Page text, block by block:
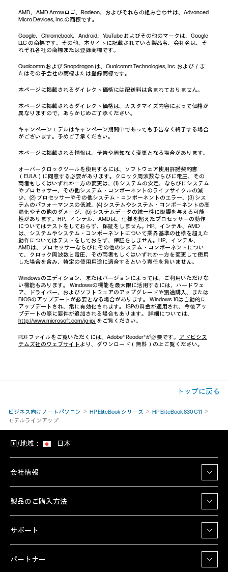
AMD、AMD Arrowロゴ、Radeon、およびそれらの組み合わせは、Advanced
Micro Devices, Inc.の商標です。
Google、Chromebook、Android、YouTube およびその他のマークは、Google
LLC の商標です。その他、本サイトに記載されている製品名、会社名は、そ
れぞれ各社の商標または登録商標です。
Qualcomm および Snapdragon は、Qualcomm Technologies, Inc. および／ま
たはその子会社の商標または登録商標です。
本ページに掲載されるダイレクト価格には配送料は含まれておりません。
本ページに掲載されるダイレクト価格は、カスタマイズ内容によって価格が
異なりますので、あらかじめご了承ください。
キャンペーンモデルはキャンペーン期間中であっても予告なく終了する場合
がございます。予めご了承ください。
本ページに掲載される情報は、予告や周知なく変更となる場合があります。
オーバークロックツールを使用するには、ソフトウェア使用許諾契約書
（EULA）に同意する必要があります。クロック周波数ならびに電圧、その
両者もしくはいずれか一方の変更は、(1) システムの安定、ならびにシステム
やプロセッサー、その他システム・コンポーネントのライフサイクルの減
少、(2) プロセッサーやその他システム・コンポーネントのエラー、(3) シス
テムのパフォーマンスの低減、(4) システムやシステム・コンポーネントの高
温化やその他のダメージ、(5) システムデータの統一性に影響を与える可能
性があります。HP、インテル、AMDは、仕様を超えたプロセッサーの動作
についてはテストをしておらず、保証をしません。HP、インテル、AMD
は、システムやシステム・コンポーネントについて業界基準の仕様を超えた
動作についてはテストをしておらず、保証をしません。HP、インテル、
AMDは、プロセッサーならびにその他のシステム・コンポーネントについ
て、クロック周波数と電圧、その両者もしくはいずれか一方を変更して使用
した場合を含み、特定の使用用途に適合するという責任を負いません。
Windowsのエディション、またはバージョンによっては、ご利用いただけな
い機能もあります。 Windowsの機能を最大限に活用するには、ハードウェ
ア、ドライバー、およびソフトウェアのアップグレードや別途購入、または
BIOSのアップデートが必要となる場合があります。 Windows 10は自動的に
アップデートされ、常に有効化されます。 ISPの料金が適用され、今後アッ
プデートの際に要件が追加される場合もあります。 詳細については、
http://www.microsoft.com/ja-jp/ をご覧ください。
PDFファイルをご覧いただくには、Adobe® Reader®が必要です。 アドビシス
テムズ社のウェブサイト より、ダウンロード（無料）の上ご覧ください。
トップに戻る
ビジネス向けノートパソコン HP EliteBook シリーズ
HP EliteBook 830 G11
モデルラインアップ
国/地域： 日本
会社情報
製品のご購入方法
サポート
パートナー